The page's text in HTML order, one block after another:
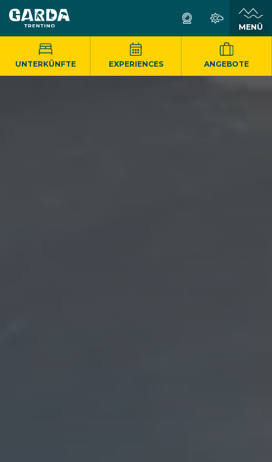
MENÜ
UNTERKÜNFTE EXPERIENCES ANGEBOTE